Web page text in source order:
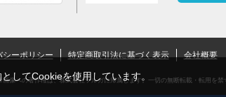
シーポリシー 特定商取引法に基づく表示 会社概要
像への著作権は、株式会社ツルガに帰属します。一切の無断転載・転用を禁
してCookieを使用しています。